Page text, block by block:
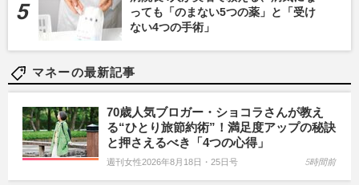
っても「のまない5つの薬」と「受け
ない4つの手術」
マネーの最新記事
70歳人気ブロガー・ショコラさんが教え
る“ひとり旅節約術”！満足度アップの秘訣
と押さえるべき「4つの心得」
週刊女性2026年8月18日・25日号 5時間前